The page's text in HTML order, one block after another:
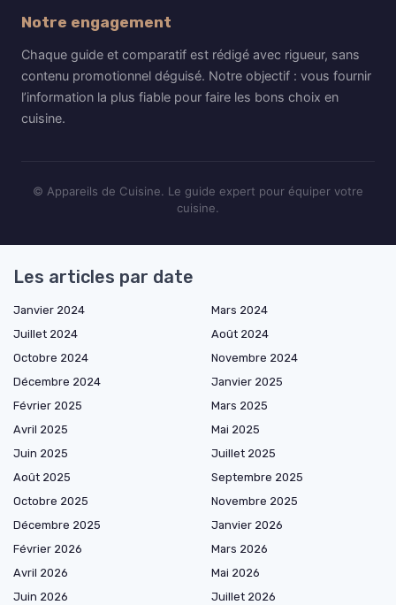
Notre engagement
Chaque guide et comparatif est rédigé avec rigueur, sans
contenu promotionnel déguisé. Notre objectif : vous fournir
l’information la plus fiable pour faire les bons choix en
cuisine.
© Appareils de Cuisine. Le guide expert pour équiper votre
cuisine.
Les articles par date
Janvier 2024
Mars 2024
Juillet 2024
Août 2024
Octobre 2024
Novembre 2024
Décembre 2024
Janvier 2025
Février 2025
Mars 2025
Avril 2025
Mai 2025
Juin 2025
Juillet 2025
Août 2025
Septembre 2025
Octobre 2025
Novembre 2025
Décembre 2025
Janvier 2026
Février 2026
Mars 2026
Avril 2026
Mai 2026
Juin 2026
Juillet 2026